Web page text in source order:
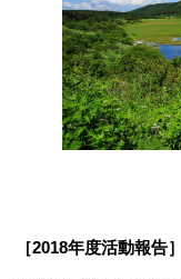
［2018年度活動報告］